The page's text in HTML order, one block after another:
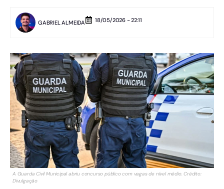
GABRIEL ALMEIDA 18/05/2026 - 22:11
A Guarda Civil Municipal abriu concurso público com vagas de nível médio. Crédito:
Divulgação